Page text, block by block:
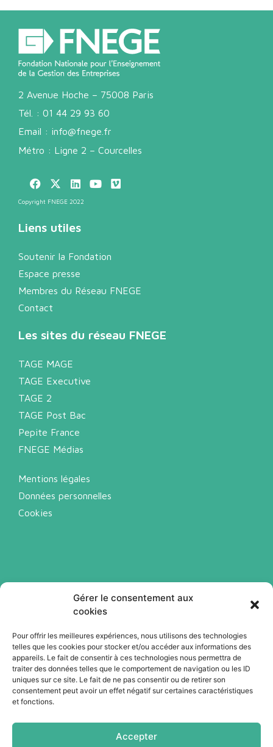
Gérer le consentement aux
cookies
Pour offrir les meilleures expériences, nous utilisons des technologies
telles que les cookies pour stocker et/ou accéder aux informations des
appareils. Le fait de consentir à ces technologies nous permettra de
traiter des données telles que le comportement de navigation ou les ID
uniques sur ce site. Le fait de ne pas consentir ou de retirer son
consentement peut avoir un effet négatif sur certaines caractéristiques
et fonctions.
Accepter
2 Avenue Hoche – 75008 Paris
Tél. : 01 44 29 93 60
Email : info@fnege.fr
Métro : Ligne 2 – Courcelles
Copyright FNEGE 2022
Liens utiles
Soutenir la Fondation
Espace presse
Membres du Réseau FNEGE
Contact
Les sites du réseau FNEGE
TAGE MAGE
TAGE Executive
TAGE 2
TAGE Post Bac
Pepite France
FNEGE Médias
Mentions légales
Données personnelles
Cookies
Abonnez-vous à notre newsletter
Je m'abonne